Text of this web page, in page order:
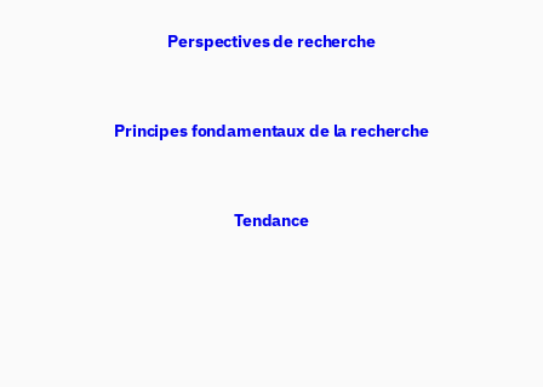
Perspectives de recherche
Principes fondamentaux de la recherche
Tendance